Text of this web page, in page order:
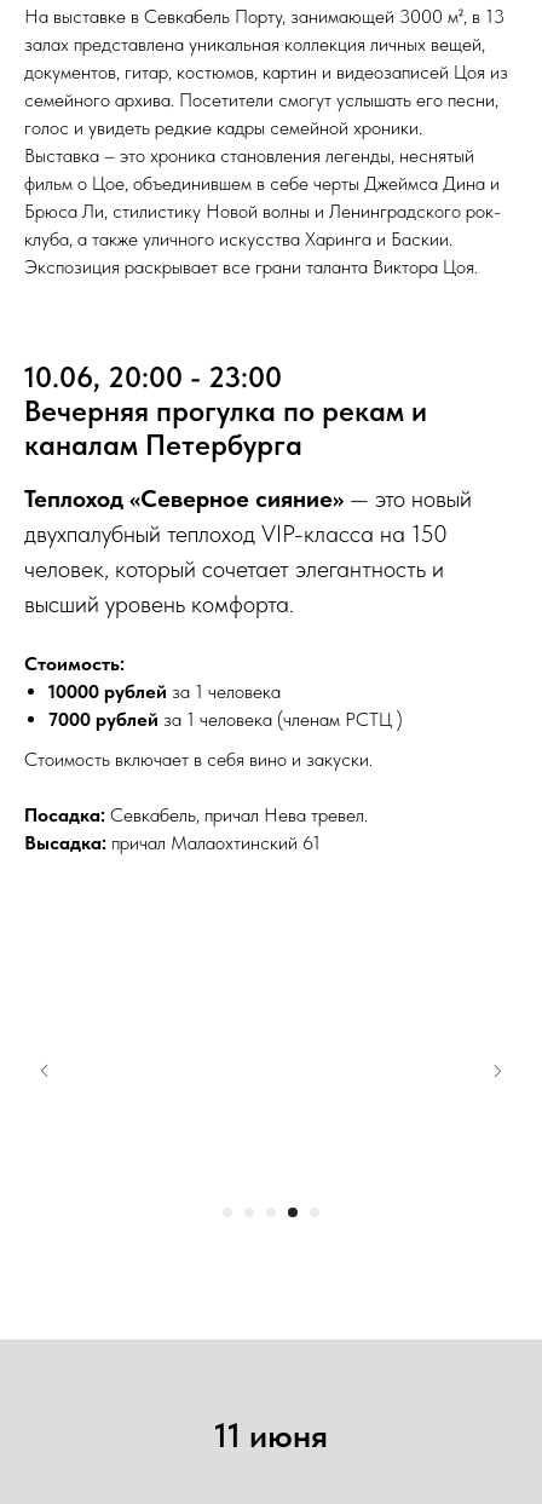
На выставке в Севкабель Порту, занимающей 3000 м², в 13
залах представлена уникальная коллекция личных вещей,
документов, гитар, костюмов, картин и видеозаписей Цоя из
семейного архива. Посетители смогут услышать его песни,
голос и увидеть редкие кадры семейной хроники.
Выставка – это хроника становления легенды, неснятый
фильм о Цое, объединившем в себе черты Джеймса Дина и
Брюса Ли, стилистику Новой волны и Ленинградского рок-
клуба, а также уличного искусства Харинга и Баскии.
Экспозиция раскрывает все грани таланта Виктора Цоя.
10.06, 20:00 - 23:00
Вечерняя прогулка по рекам и
каналам Петербурга
Теплоход «Северное сияние» — это новый
двухпалубный теплоход VIP-класса на 150
человек, который сочетает элегантность и
высший уровень комфорта.
Стоимость:
10000 рублей за 1 человека
7000 рублей за 1 человека (членам РСТЦ )
Стоимость включает в себя вино и закуски.
Посадка: Севкабель, причал Нева тревел.
Высадка: причал Малаохтинский 61
11 июня